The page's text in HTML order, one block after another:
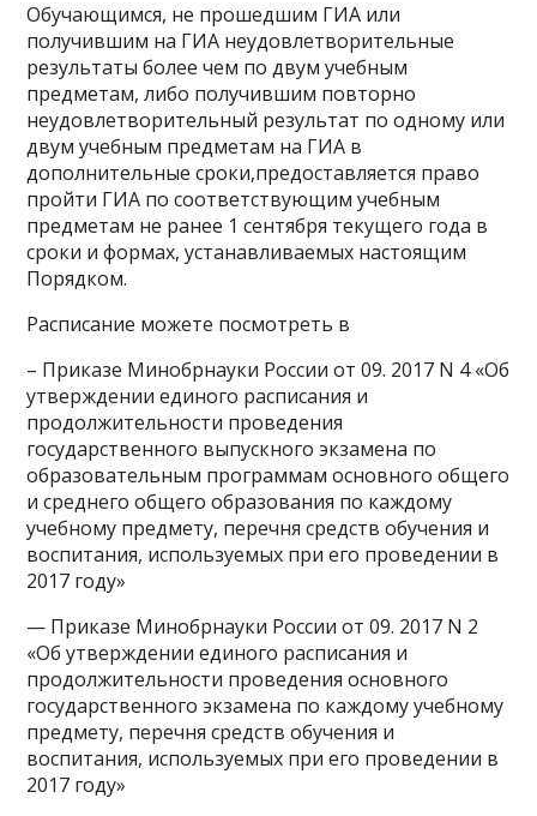
Обучающимся, не прошедшим ГИА или
получившим на ГИА неудовлетворительные
результаты более чем по двум учебным
предметам, либо получившим повторно
неудовлетворительный результат по одному или
двум учебным предметам на ГИА в
дополнительные сроки,предоставляется право
пройти ГИА по соответствующим учебным
предметам не ранее 1 сентября текущего года в
сроки и формах, устанавливаемых настоящим
Порядком.
Расписание можете посмотреть в
– Приказе Минобрнауки России от 09. 2017 N 4 «Об
утверждении единого расписания и
продолжительности проведения
государственного выпускного экзамена по
образовательным программам основного общего
и среднего общего образования по каждому
учебному предмету, перечня средств обучения и
воспитания, используемых при его проведении в
2017 году»
— Приказе Минобрнауки России от 09. 2017 N 2
«Об утверждении единого расписания и
продолжительности проведения основного
государственного экзамена по каждому учебному
предмету, перечня средств обучения и
воспитания, используемых при его проведении в
2017 году»